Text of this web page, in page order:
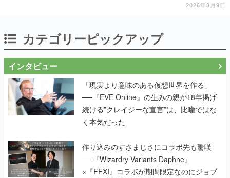
2026年8月9日
カテゴリーピックアップ
インタビュー
「現実より意味のある仮想世界を作る」
──『EVE Online』の生みの親が18年掲げ
続ける”クレイジーな宣言”は、比喩ではな
く本気だった
作り込みのすさまじさにコラボ先も驚嘆
──『Wizardry Variants Daphne』
×『FFXI』コラボが期間限定なのにジョブ